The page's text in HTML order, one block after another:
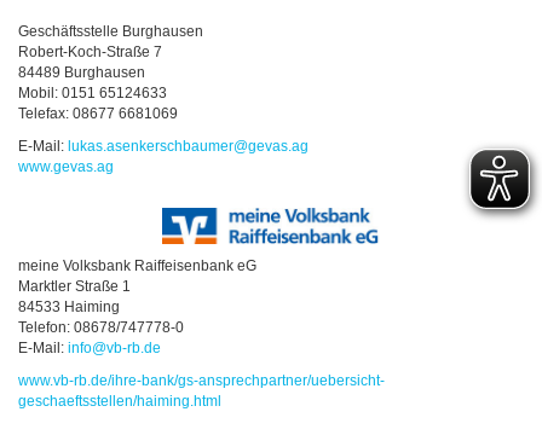
Geschäftsstelle Burghausen
Robert-Koch-Straße 7
84489 Burghausen
Mobil: 0151 65124633
Telefax: 08677 6681069
E-Mail: lukas.asenkerschbaumer@gevas.ag
www.gevas.ag
meine Volksbank Raiffeisenbank eG
Marktler Straße 1
84533 Haiming
Telefon: 08678/747778-0
E-Mail: info@vb-rb.de
www.vb-rb.de/ihre-bank/gs-ansprechpartner/uebersicht-
geschaeftsstellen/haiming.html